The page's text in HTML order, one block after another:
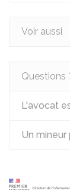
Voir aussi
Questions
L'avocat
Un